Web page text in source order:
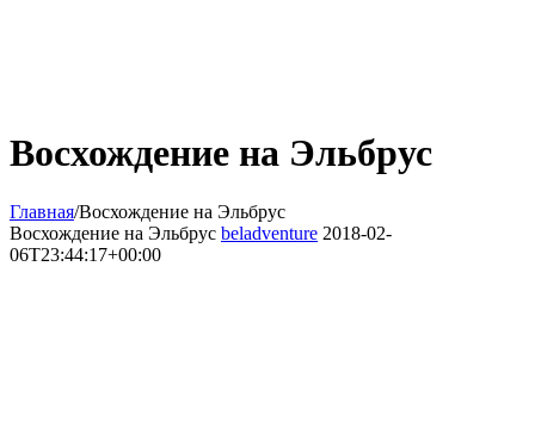
Восхождение на Эльбрус
Главная/Восхождение на Эльбрус
Восхождение на Эльбрус beladventure 2018-02-
06T23:44:17+00:00